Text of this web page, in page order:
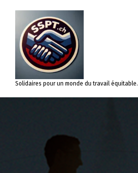
contenu
Solidaires pour un monde du travail équitable.